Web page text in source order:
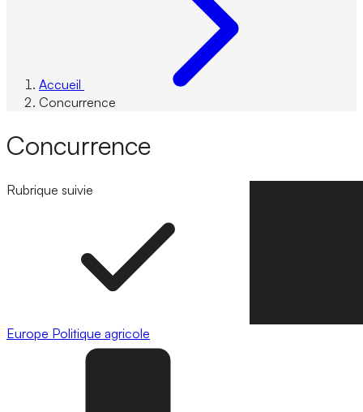
Accueil
Concurrence
Concurrence
Rubrique suivie
Europe Politique agricole